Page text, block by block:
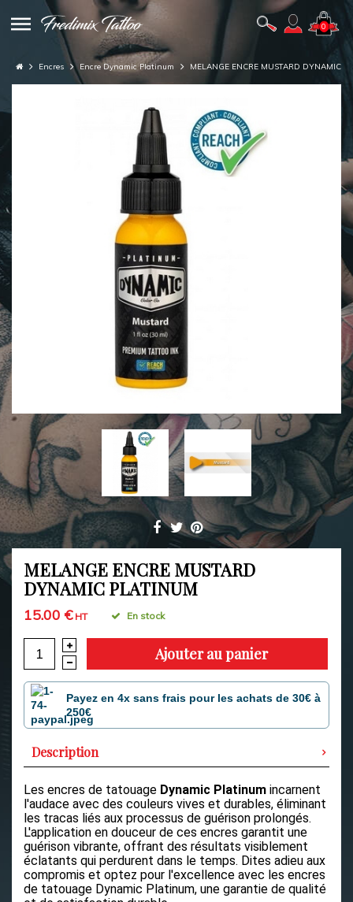
0
Encres Encre Dynamic Platinum MELANGE ENCRE MUSTARD DYNAMIC
MELANGE ENCRE MUSTARD
DYNAMIC PLATINUM
15.00 €HT En stock
Ajouter au panier
Payez en 4x sans frais pour les achats de 30€ à
250€
Description
Les encres de tatouage Dynamic Platinum incarnent
l'audace avec des couleurs vives et durables, éliminant
les tracas liés aux processus de guérison prolongés.
L'application en douceur de ces encres garantit une
guérison vibrante, offrant des résultats visiblement
éclatants qui perdurent dans le temps. Dites adieu aux
compromis et optez pour l'excellence avec les encres
de tatouage Dynamic Platinum, une garantie de qualité